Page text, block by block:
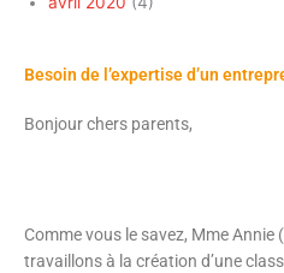
Besoin de l’expertise d’un
Bonjour chers parents,
Comme vous le savez, Mme Annie
travaillons à la création d’une